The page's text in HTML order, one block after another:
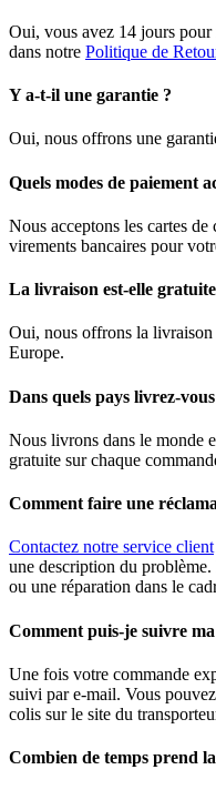
Oui, vous avez 14 jours
dans notre Politique de
Y a-t-il une garantie ?
Oui, nous offrons une
Quels modes de paiement
Nous acceptons les cartes
virements bancaires pour
La livraison est-elle
Oui, nous offrons la livraison
Europe.
Dans quels pays livrez-
Nous livrons dans le monde
gratuite sur chaque
Comment faire une
Contactez notre service client
une description du
ou une réparation dans le
Comment puis-je suivre
Une fois votre commande
suivi par e-mail. Vous
colis sur le site du
Combien de temps prend